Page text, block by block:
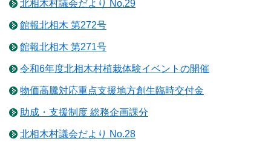
北相木村議会だより No.29
館報北相木 第272号
館報北相木 第271号
令和6年度北相木村植栽体験イベントの開催
物価高騰対応重点支援地方創生臨時交付金
助成・支援制度 総務企画課分
北相木村議会だより No.28